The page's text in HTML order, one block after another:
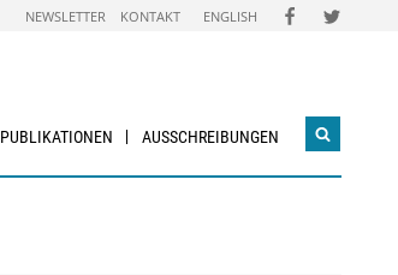
NEWSLETTER KONTAKT ENGLISH FOLGEN
SIE
FOLGEN
SIE
PUBLIKATIONEN AUSSCHREIBUNGEN